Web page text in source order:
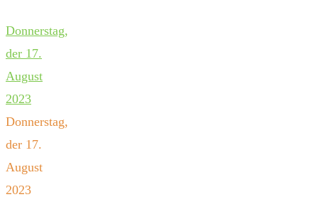
Donnerstag,
der 17.
August
2023
Donnerstag,
der 17.
August
2023